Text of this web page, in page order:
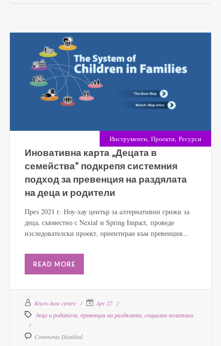
Инструменти, Проекти, Ресурси
Иновативна карта „Децата в
семейства“ подкрепя системния
подход за превенция на раздялата
на деца и родители
През 2021 г. Ноу-хау център за алтернативни грижи за
деца, съвместно с Nexial и Spring Impact, проведе
изследователски проект, ориентиран към превенция...
READ MORE
Know-how centre
Apr 27
деца и родители превенция на раздялата социални политики
Comments Disabled